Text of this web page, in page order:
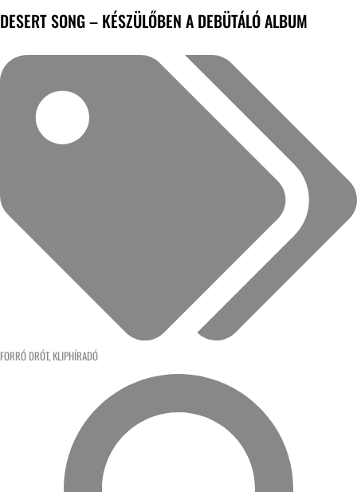
DESERT SONG – KÉSZÜLŐBEN A DEBÜTÁLÓ ALBUM
FORRÓ DRÓT, KLIPHÍRADÓ